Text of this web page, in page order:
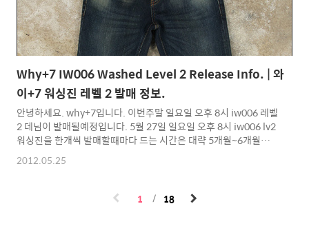
Why+7 IW006 Washed Level 2 Release Info. | 와
이+7 워싱진 레벨 2 발매 정보.
안녕하세요. why+7입니다. 이번주말 일요일 오후 8시 iw006 레벨
2 데님이 발매될예정입니다. 5월 27일 일요일 오후 8시 iw006 lv2
워싱진을 한개씩 발매할때마다 드는 시간은 대략 5개월~6개월정도
걸리는듯합니다. 그래서 오랜기간 작업하고 한번에 여러가지를 만
들어보고 그중에 추려낸 몇가지를 확정해 다시 톤다운 과 데미지 추
렇다 저렇다 말하기는 뭐하고 일단 상품을 먼저 보시는 거라.. / 어
2012.05.25
1 18